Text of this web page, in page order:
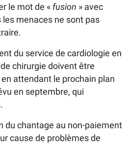
le mot de « fusion » avec
les menaces ne sont pas
du service de cardiologie en
chirurgie doivent être
attendant le prochain plan
en septembre, qui
du chantage au non-paiement
cause de problèmes de